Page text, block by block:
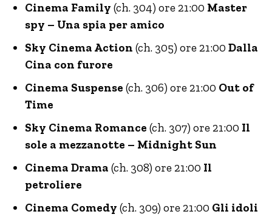
Cinema Family (ch. 304) ore 21:00 Master
spy – Una spia per amico
Sky Cinema Action (ch. 305) ore 21:00 Dalla
Cina con furore
Cinema Suspense (ch. 306) ore 21:00 Out of
Time
Sky Cinema Romance (ch. 307) ore 21:00 Il
sole a mezzanotte – Midnight Sun
Cinema Drama (ch. 308) ore 21:00 Il
petroliere
Cinema Comedy (ch. 309) ore 21:00 Gli idoli